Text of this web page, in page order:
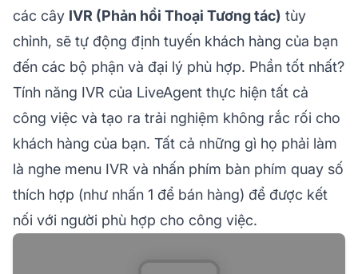
các cây IVR (Phản hồi Thoại Tương tác) tùy
chỉnh, sẽ tự động định tuyến khách hàng của bạn
đến các bộ phận và đại lý phù hợp. Phần tốt nhất?
Tính năng IVR của LiveAgent thực hiện tất cả
công việc và tạo ra trải nghiệm không rắc rối cho
khách hàng của bạn. Tất cả những gì họ phải làm
là nghe menu IVR và nhấn phím bàn phím quay số
thích hợp (như nhấn 1 để bán hàng) để được kết
nối với người phù hợp cho công việc.